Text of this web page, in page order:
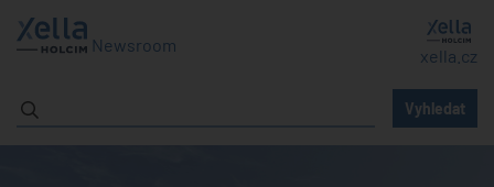
Newsroom
xella.cz